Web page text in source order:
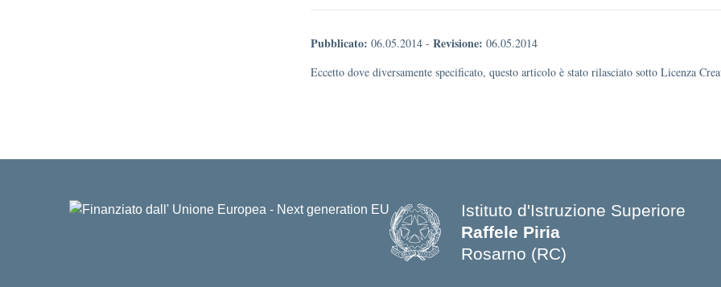
Pubblicato: 06.05.2014 - Revisione: 06.05.2014
Eccetto dove diversamente specificato, questo articolo è stato rilasciato sotto Licenza
Istituto d'Istruzione Superiore
Raffele Piria
Rosarno (RC)